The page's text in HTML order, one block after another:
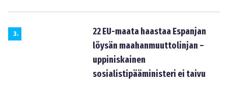
3.
22 EU-maata haastaa Espanjan
löysän maahanmuuttolinjan –
uppiniskainen
sosialistipääministeri ei taivu